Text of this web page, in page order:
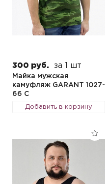
300 руб. за 1 шт
Майка мужская
камуфляж GARANT 1027-
66 C
Добавить в корзину